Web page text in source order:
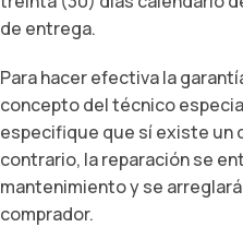
de entrega.
Para hacer efectiva la
concepto del técnico
especifique que sí existe un
contrario, la reparación se
mantenimiento y se
comprador.